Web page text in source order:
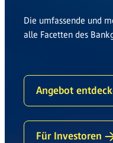
Die umfassende und
alle Facetten des
Angebot
Für Investoren